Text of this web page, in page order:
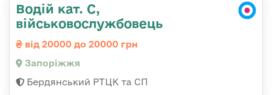
Водій кат. С,
військовослужбовець
від 20000 до 20000 грн
Запоріжжя
Бердянський РТЦК та СП